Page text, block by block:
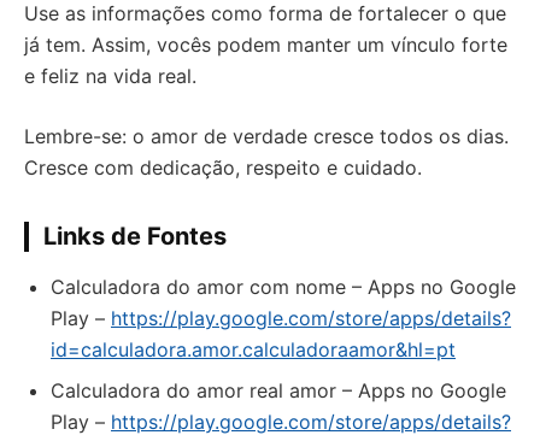
Use as informações como forma de fortalecer o que
já tem. Assim, vocês podem manter um vínculo forte
e feliz na vida real.
Lembre-se: o amor de verdade cresce todos os dias.
Cresce com dedicação, respeito e cuidado.
Links de Fontes
Calculadora do amor com nome – Apps no Google
Play – https://play.google.com/store/apps/details?
id=calculadora.amor.calculadoraamor&hl=pt
Calculadora do amor real amor – Apps no Google
Play – https://play.google.com/store/apps/details?